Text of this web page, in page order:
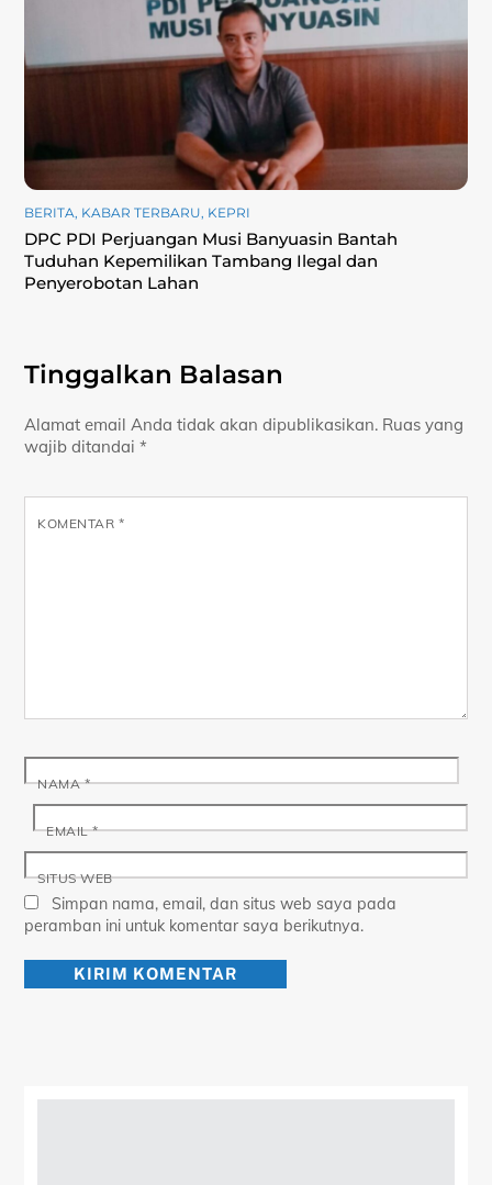
BERITA, KABAR TERBARU, KEPRI
DPC PDI Perjuangan Musi Banyuasin Bantah
Tuduhan Kepemilikan Tambang Ilegal dan
Penyerobotan Lahan
Tinggalkan Balasan
Alamat email Anda tidak akan dipublikasikan. Ruas yang
wajib ditandai*
KOMENTAR *
NAMA*
EMAIL*
SITUS WEB
Simpan nama, email, dan situs web saya pada
peramban ini untuk komentar saya berikutnya.